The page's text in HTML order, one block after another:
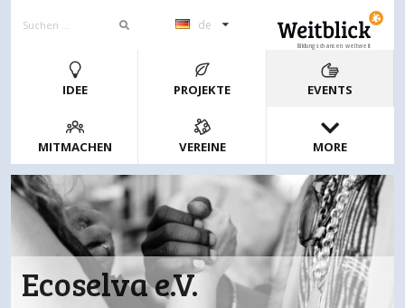
de
Bildungschancen weltweit
IDEE PROJEKTE EVENTS
MITMACHEN VEREINE MORE
Ecoselva e.V.